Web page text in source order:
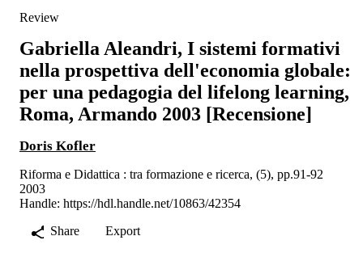
Review
Gabriella Aleandri, I sistemi formativi
nella prospettiva dell'economia globale:
per una pedagogia del lifelong learning,
Roma, Armando 2003 [Recensione]
Doris Kofler
Riforma e Didattica : tra formazione e ricerca, (5), pp.91-92
2003
Handle: https://hdl.handle.net/10863/42354
Share
Export